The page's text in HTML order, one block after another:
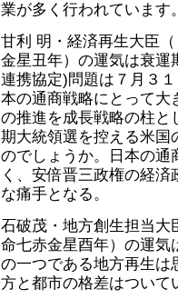
業が多く行われています
甘利 明・経済再生大臣
金星丑年）の運気は衰運
連携協定)問題は７月３
本の通商戦略にとって大
の推進を成長戦略の柱と
期大統領選を控える米国
のでしょうか。日本の通
く、安倍晋三政権の経
な痛手となる。
石破茂・地方創生担当
命七赤金星酉年）の運気
の一つである地方再生は
方と都市の格差はついて